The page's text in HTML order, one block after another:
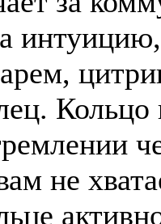
Кольцо
не